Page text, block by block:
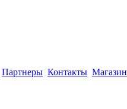
Партнеры Контакты Магазин